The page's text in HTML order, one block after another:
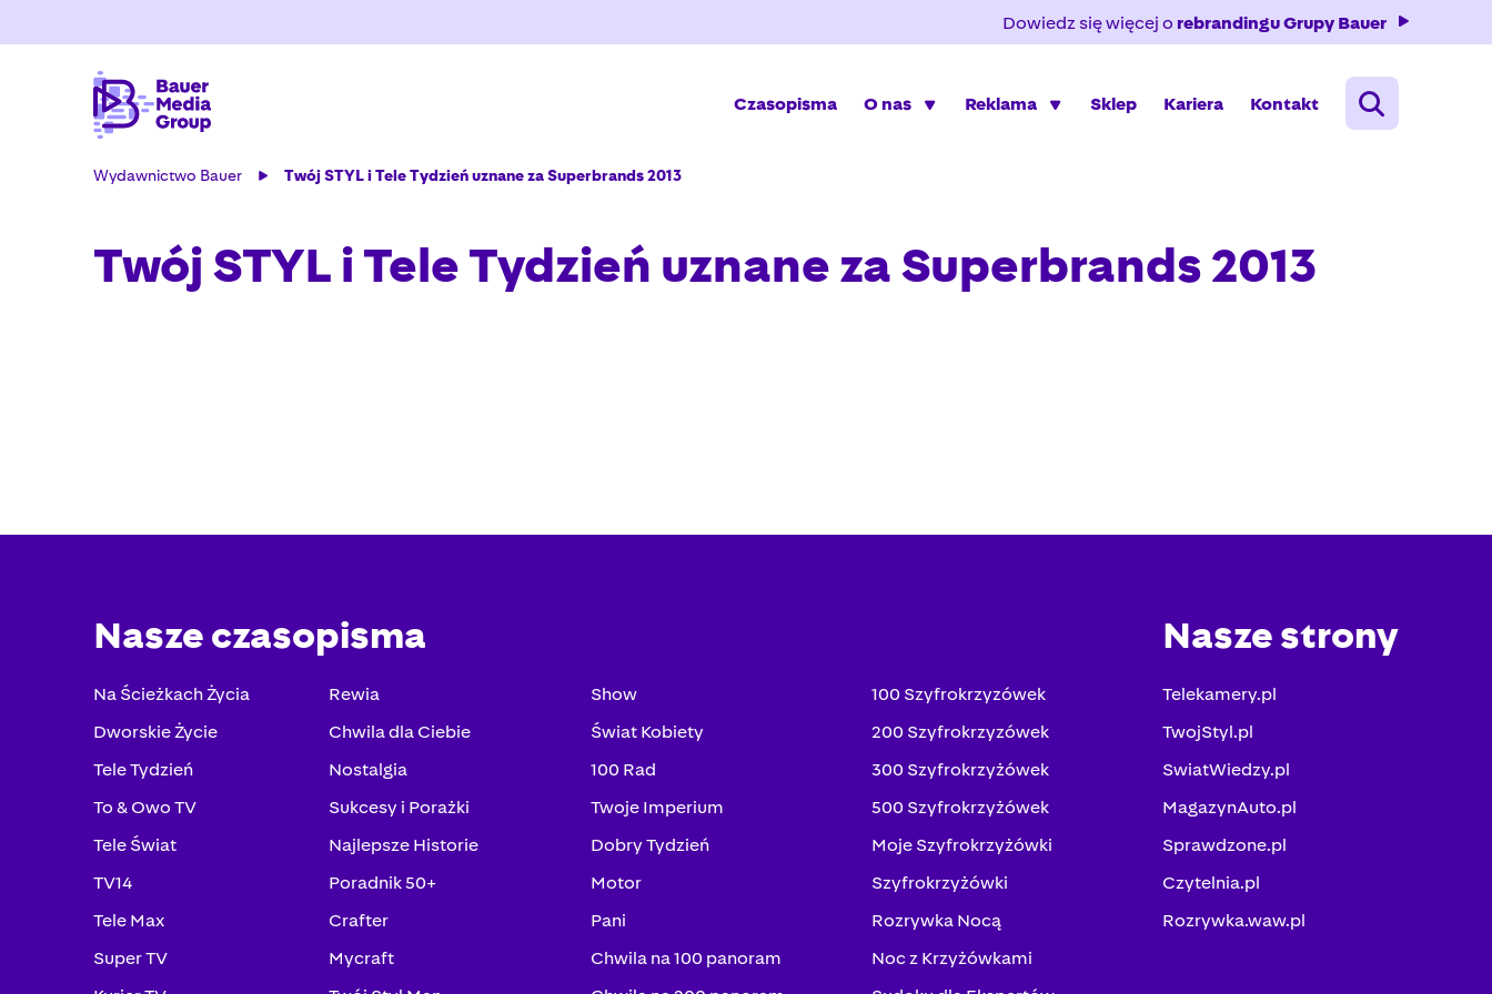
Dowiedz się więcej o rebrandingu Grupy Bauer
Czasopisma O nas Reklama Sklep Kariera Kontakt
Wydawnictwo Bauer Twój STYL i Tele Tydzień uznane za Superbrands 2013
Twój STYL i Tele Tydzień uznane za Superbrands 2013
Nasze czasopisma
Na Ścieżkach Życia
Dworskie Życie
Tele Tydzień
To & Owo TV
Tele Świat
TV14
Tele Max
Super TV
Rewia
Chwila dla Ciebie
Nostalgia
Sukcesy i Porażki
Najlepsze Historie
Poradnik 50+
Crafter
Mycraft
Show
Świat Kobiety
100 Rad
Twoje Imperium
Dobry Tydzień
Motor
Pani
Chwila na 100 panoram
100 Szyfrokrzyzówek
200 Szyfrokrzyzówek
300 Szyfrokrzyżówek
500 Szyfrokrzyżówek
Moje Szyfrokrzyżówki
Szyfrokrzyżówki
Rozrywka Nocą
Noc z Krzyżówkami
Nasze strony
Telekamery.pl
TwojStyl.pl
SwiatWiedzy.pl
MagazynAuto.pl
Sprawdzone.pl
Czytelnia.pl
Rozrywka.waw.pl